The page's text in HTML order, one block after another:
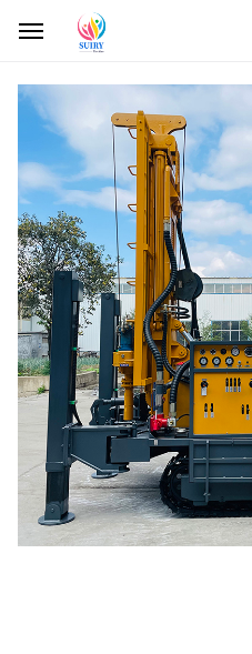
inicio